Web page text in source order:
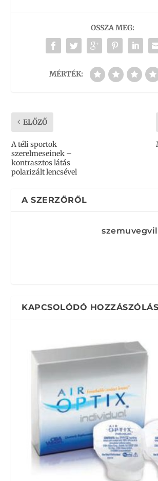
OSSZA MEG:
MÉRTÉK:
ELŐZŐ
A téli sportok
szerelmeseinek –
kontrasztos látás
polarizált lencsével
A SZERZŐRŐL
KAPCSOLÓDÓ